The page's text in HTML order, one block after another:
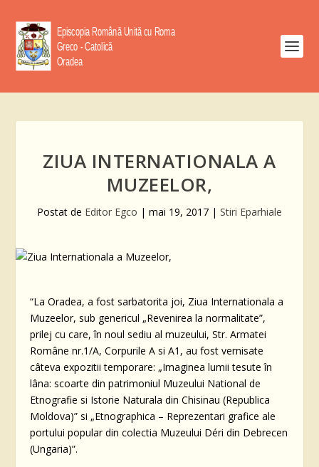
ZIUA INTERNATIONALA A
MUZEELOR,
Postat de Editor Egco | mai 19, 2017 | Stiri Eparhiale
“La Oradea, a fost sarbatorita joi, Ziua Internationala a
Muzeelor, sub genericul „Revenirea la normalitate”,
prilej cu care, în noul sediu al muzeului, Str. Armatei
Române nr.1/A, Corpurile A si A1, au fost vernisate
câteva expozitii temporare: „Imaginea lumii tesute în
lâna: scoarte din patrimoniul Muzeului National de
Etnografie si Istorie Naturala din Chisinau (Republica
Moldova)” si „Etnographica – Reprezentari grafice ale
portului popular din colectia Muzeului Déri din Debrecen
(Ungaria)”.